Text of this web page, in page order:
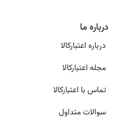
درباره ما
درباره اعتبارکالا
مجله اعتبارکالا
تماس با اعتبارکالا
سوالات متداول